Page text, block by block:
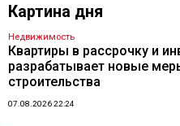
Картина дня
Недвижимость
Квартиры в рассрочку и
разрабатывает новые
строительства
07.08.2026 22:24